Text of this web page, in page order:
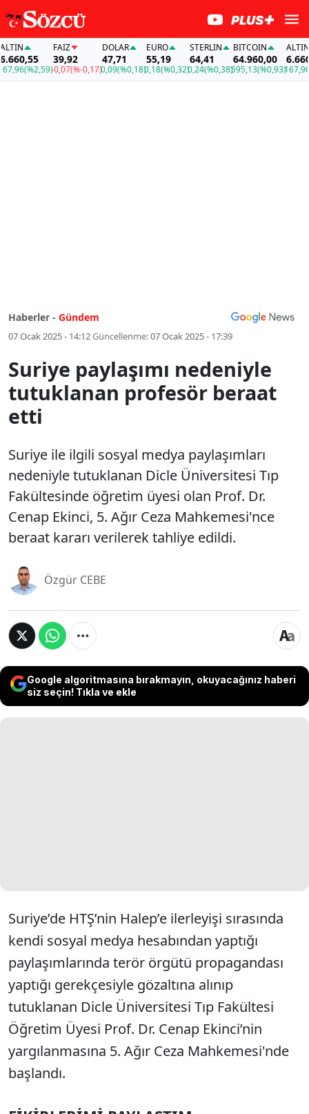
(%2,59)
FAİZ
39,92
-0,07(%-0,17)
DOLAR
47,71
0,09(%0,18)
EURO
55,19
0,18(%0,32)
STERLIN
64,41
0,24(%0,38)
BITCOIN
64.960,00
595,13(%0,93)
ALTIN
167,96
Haberler - Gündem
07 Ocak 2025 - 14:12Güncellenme:07 Ocak 2025 - 17:39
Suriye paylaşımı nedeniyle
tutuklanan profesör beraat
etti
Suriye ile ilgili sosyal medya paylaşımları
nedeniyle tutuklanan Dicle Üniversitesi Tıp
Fakültesinde öğretim üyesi olan Prof. Dr.
Cenap Ekinci, 5. Ağır Ceza Mahkemesi'nce
beraat kararı verilerek tahliye edildi.
Özgür CEBE
Google algoritmasına bırakmayın, okuyacağınız haberi
siz seçin! Tıkla ve ekle
Suriye’de HTŞ’nin Halep’e ilerleyişi sırasında
kendi sosyal medya hesabından yaptığı
paylaşımlarında terör örgütü propagandası
yaptığı gerekçesiyle gözaltına alınıp
tutuklanan Dicle Üniversitesi Tıp Fakültesi
Öğretim Üyesi Prof. Dr. Cenap Ekinci’nin
yargılanmasına 5. Ağır Ceza Mahkemesi'nde
başlandı.